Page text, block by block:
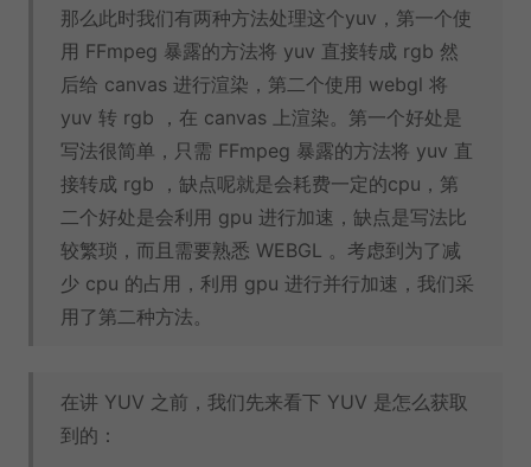
那么此时我们有两种方法处理这个yuv，第一个使
用 FFmpeg 暴露的方法将 yuv 直接转成 rgb 然
后给 canvas 进行渲染，第二个使用 webgl 将
yuv 转 rgb ，在 canvas 上渲染。第一个好处是
写法很简单，只需 FFmpeg 暴露的方法将 yuv 直
接转成 rgb ，缺点呢就是会耗费一定的cpu，第
二个好处是会利用 gpu 进行加速，缺点是写法比
较繁琐，而且需要熟悉 WEBGL 。考虑到为了减
少 cpu 的占用，利用 gpu 进行并行加速，我们采
用了第二种方法。
在讲 YUV 之前，我们先来看下 YUV 是怎么获取
到的：